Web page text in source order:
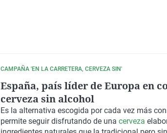
CAMPAÑA 'EN LA CARRETERA, CERVEZA SIN'
España, país líder de Europa en
cerveza sin alcohol
Es la alternativa escogida por cada vez más
permite seguir disfrutando de una cerveza